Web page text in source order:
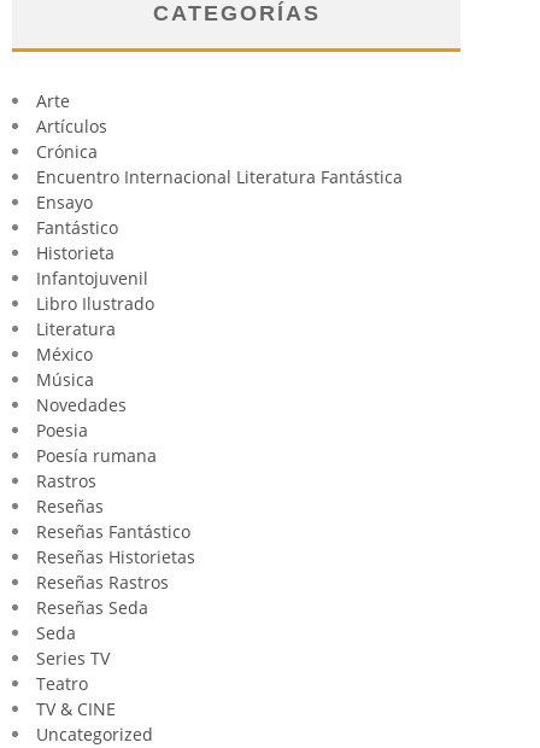
CATEGORÍAS
Arte
Artículos
Crónica
Encuentro Internacional Literatura Fantástica
Ensayo
Fantástico
Historieta
Infantojuvenil
Libro Ilustrado
Literatura
México
Música
Novedades
Poesia
Poesía rumana
Rastros
Reseñas
Reseñas Fantástico
Reseñas Historietas
Reseñas Rastros
Reseñas Seda
Seda
Series TV
Teatro
TV & CINE
Uncategorized